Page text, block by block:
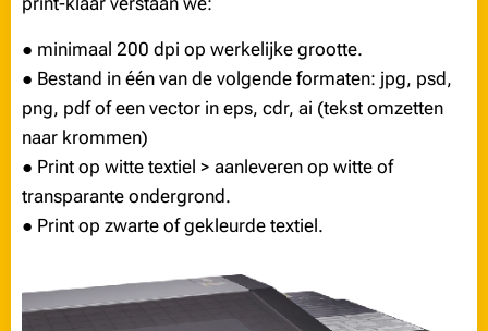
● minimaal 200 dpi op werkelijke grootte.
● Bestand in één van de volgende formaten: jpg, psd,
png, pdf of een vector in eps, cdr, ai (tekst omzetten
naar krommen)
● Print op witte textiel > aanleveren op witte of
transparante ondergrond.
● Print op zwarte of gekleurde textiel.